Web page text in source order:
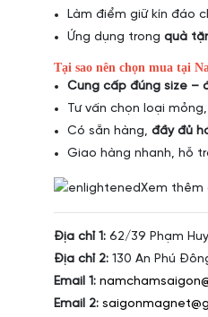
Làm điểm giữ kín đáo
Ứng dụng trong quà
Tại sao nên chọn mua tại
Cung cấp đúng size –
Tư vấn chọn loại
Có sẵn hàng, đầy đủ
Giao hàng nhanh, hỗ
Xem thêm
Địa chỉ 1: 62/39 Phạm
Địa chỉ 2:130 An Phú
Email 1:
Email 2: